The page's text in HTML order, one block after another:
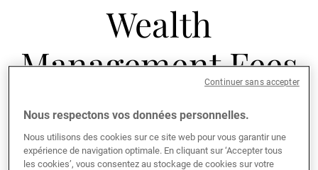
À propos de nous
Wealth Management
Asset Management
Wealth
Management Fees
- Union Bancaire
Privée (Europe)
Nous respectons vos données personnelles.
Nous utilisons des cookies sur ce site web pour vous garantir une
expérience de navigation optimale. En cliquant sur ‘Accepter tous
les cookies’, vous consentez au stockage de cookies sur votre
Continuer sans accepter